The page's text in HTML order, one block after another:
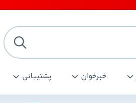
خبرخوان پشتیبانی